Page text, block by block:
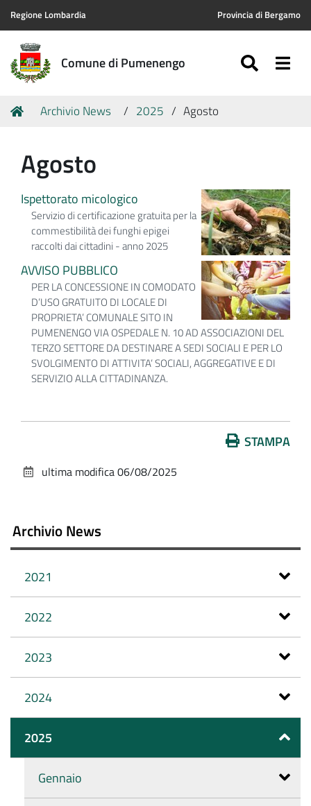
Regione Lombardia Provincia di Bergamo
Comune di Pumenengo
Tu
Home
Archivio News 2025 Agosto
Agosto
Ispettorato micologico
Servizio di certificazione gratuita per la
commestibilità dei funghi epigei
raccolti dai cittadini - anno 2025
AVVISO PUBBLICO
PER LA CONCESSIONE IN COMODATO
D’USO GRATUITO DI LOCALE DI
PROPRIETA’ COMUNALE SITO IN
PUMENENGO VIA OSPEDALE N. 10 AD ASSOCIAZIONI DEL
TERZO SETTORE DA DESTINARE A SEDI SOCIALI E PER LO
SVOLGIMENTO DI ATTIVITA’ SOCIALI, AGGREGATIVE E DI
SERVIZIO ALLA CITTADINANZA.
documento
STAMPA
ultima modifica06/08/2025
Archivio News
2021
2022
2023
2024
2025
Gennaio